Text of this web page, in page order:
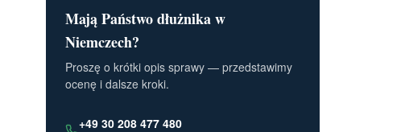
Mają Państwo dłużnika w
Niemczech?
Proszę o krótki opis sprawy — przedstawimy
ocenę i dalsze kroki.
+49 30 208 477 480